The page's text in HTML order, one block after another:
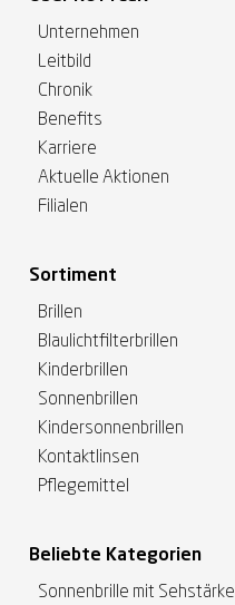
Unternehmen
Leitbild
Chronik
Benefits
Karriere
Aktuelle Aktionen
Filialen
Sortiment
Brillen
Blaulichtfilterbrillen
Kinderbrillen
Sonnenbrillen
Kindersonnenbrillen
Kontaktlinsen
Pflegemittel
Beliebte Kategorien
Sonnenbrille mit Sehstärke